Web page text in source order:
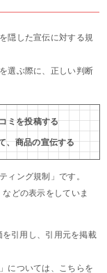
隠した宣伝に対する規
選ぶ際に、正しい判断
ミを投稿する
、商品の宣伝する
ィング規制」です。
どの表示をしていま
引用し、引用元を掲載
については、こちらを